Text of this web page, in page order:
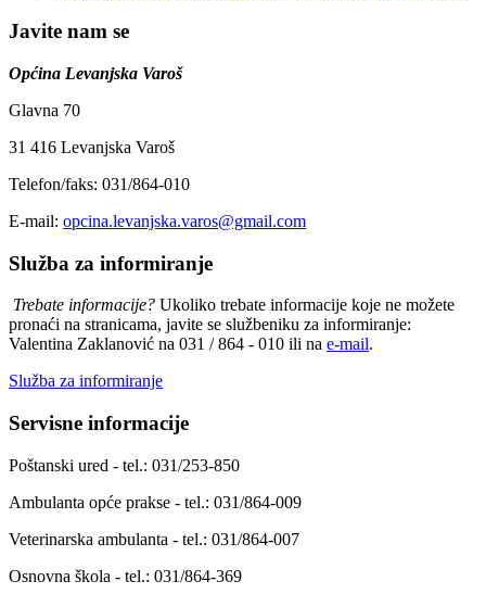
Javite nam se
Općina Levanjska Varoš
Glavna 70
31 416 Levanjska Varoš
Telefon/faks: 031/864-010
E-mail: opcina.levanjska.varos@gmail.com
Služba za informiranje
Trebate informacije? Ukoliko trebate informacije koje ne možete
pronaći na stranicama, javite se službeniku za informiranje:
Valentina Zaklanović na 031 / 864 - 010 ili na e-mail.
Služba za informiranje
Servisne informacije
Poštanski ured - tel.: 031/253-850
Ambulanta opće prakse - tel.: 031/864-009
Veterinarska ambulanta - tel.: 031/864-007
Osnovna škola - tel.: 031/864-369